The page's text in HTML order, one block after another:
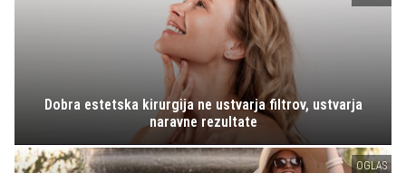
Dobra estetska kirurgija ne ustvarja filtrov, ustvarja
naravne rezultate
OGLAS